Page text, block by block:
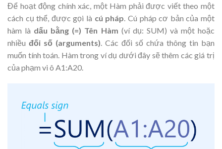
Để hoạt động chính xác, một Hàm phải được viết theo một
cách cụ thể, được gọi là cú pháp . Cú pháp cơ bản của một
hàm là dấu bằng (=) Tên Hàm (ví dụ: SUM) và một hoặc
nhiều đối số (arguments) . Các đối số chứa thông tin bạn
muốn tính toán. Hàm trong ví dụ dưới đây sẽ thêm các giá trị
của phạm vi ô A1:A20.